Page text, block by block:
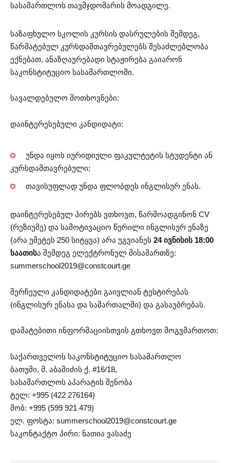
სასამართლოს თავმჯდომარის მოადგილე.
საზაფხულო სკოლის კურსის დასრულების შემდეგ,
წარმატებულ კურსდამთავრებულებს შესაძლებლობა
ექნებათ, ანაზღაურებადი სტაჟირება გაიარონ
საკონსტიტუციო სასამართლოში.
სავალდებულო მოთხოვნები:
დაინტერესებული კანდიდატი:
უნდა იყოს იურიდიული ფაკულტეტის სტუდენტი ან
კურსდამთავრებული;
თავისუფლად უნდა ფლობდეს ინგლისურ ენას.
დაინტერესებულ პირებს ვთხოვთ, წარმოადგინონ CV
(რეზიუმე) და სამოტივაციო წერილი ინგლისურ ენაზე
(არა უმეტეს 250 სიტყვა) არა უგვიანეს 24 ივნისის 18:00
საათისა შემდეგ ელექტრონულ მისამართზე:
summerschool2019@constcourt.ge
შერჩეული კანდიდატები გაივლიან ტესტირებას
(ინგლისურ ენასა და სამართალში) და გასაუბრებას.
დამატებითი ინფორმაციისთვის გთხოვთ მოგვმართოთ:
საქართველოს საკონსტიტუციო სასამართლო
ბათუმი, მ. აბაშიძის ქ. #16/18,
სასამართლოს აპარატის შენობა
ტელ: +995 (422 276164)
მობ: +995 (599 921 479)
ელ. ფოსტა: summerschool2019@constcourt.ge
საკონტაქტო პირი: ნათია ვასაძე